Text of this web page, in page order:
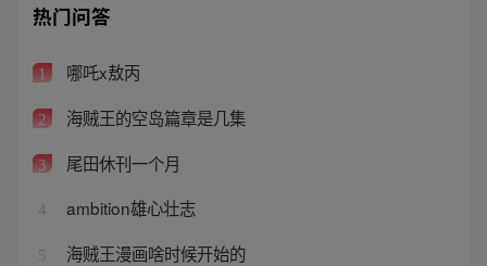
热门问答
1 哪吒x敖丙
2 海贼王的空岛篇章是几集
3 尾田休刊一个月
4 ambition雄心壮志
5 海贼王漫画啥时候开始的